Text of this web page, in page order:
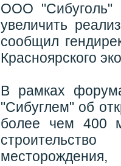
ООО "Сибуголь"
увеличить
сообщил
Красноярского
В рамках
"Сибуглем" об
более чем 400
месторождения,